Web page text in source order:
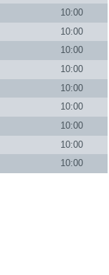
10:00
10:00
10:00
10:00
10:00
10:00
10:00
10:00
10:00